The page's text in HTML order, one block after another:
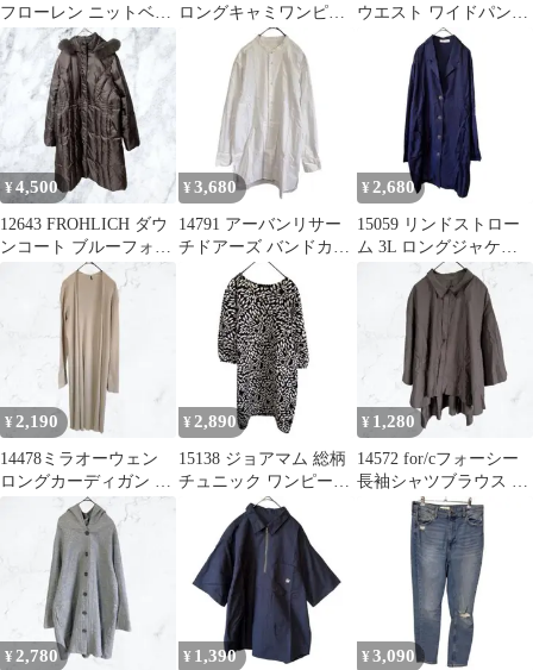
フローレン ニットベス
ト XXL 赤 刺繍ロゴ 古
着
ロングキャミワンピー
ス ジャンパースカート
ウエスト ワイドパンツ
ベージュ XS古着
¥4,500
12643 FROHLICH ダウ
ンコート ブルーフォッ
クスファー付 茶色 L
¥ 3,680
14791 アーバンリサー
チドアーズ バンドカラ
ーロングシャツ 白 綿
¥ 2,680
15059 リンドストロー
ム 3L ロングジャケッ
ト ネイビー 綿 アウタ
¥2,190
14478ミラオーウェン
ロングカーディガン S
リブニット アイボリー
ベージュ
¥ 2,890
15138 ジョアマム 総柄
チュニック ワンピース
フリーサイズ ネイビー
¥ 1,280
14572 for/cフォーシー
長袖シャツブラウス モ
カ茶ドルマンオーバー
¥2,780 ¥ 1,390 ¥ 3,090